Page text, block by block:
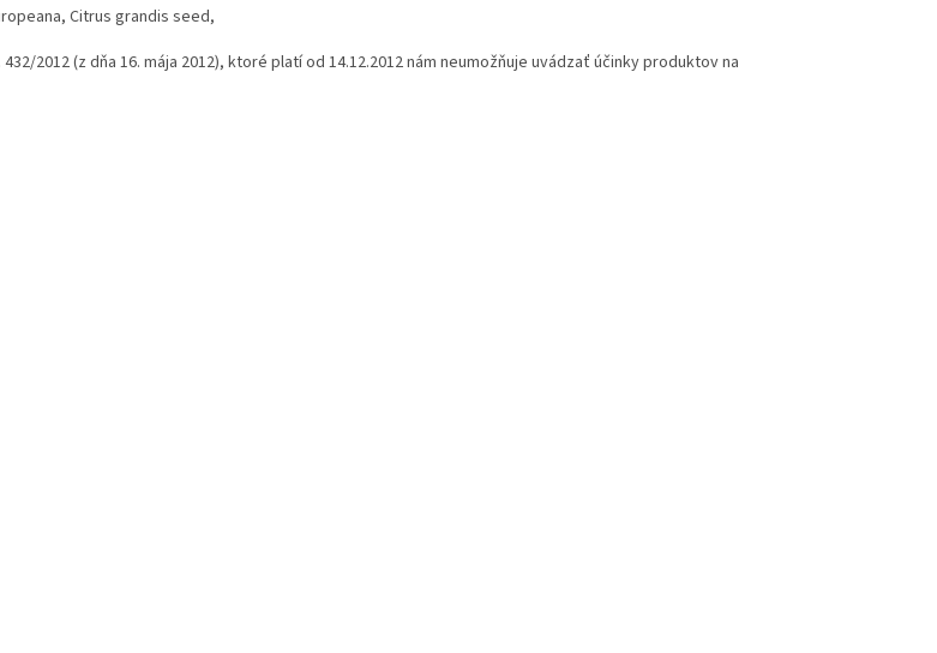
Citrus grandis seed,
432/2012 (z dňa 16. mája 2012), ktoré platí od 14.12.2012 nám neumožňuje uvádzať účinky produktov na